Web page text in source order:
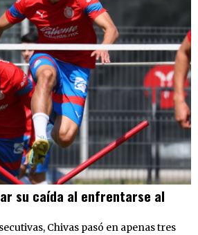
su caída al enfrentarse al
Chivas pasó en apenas tres